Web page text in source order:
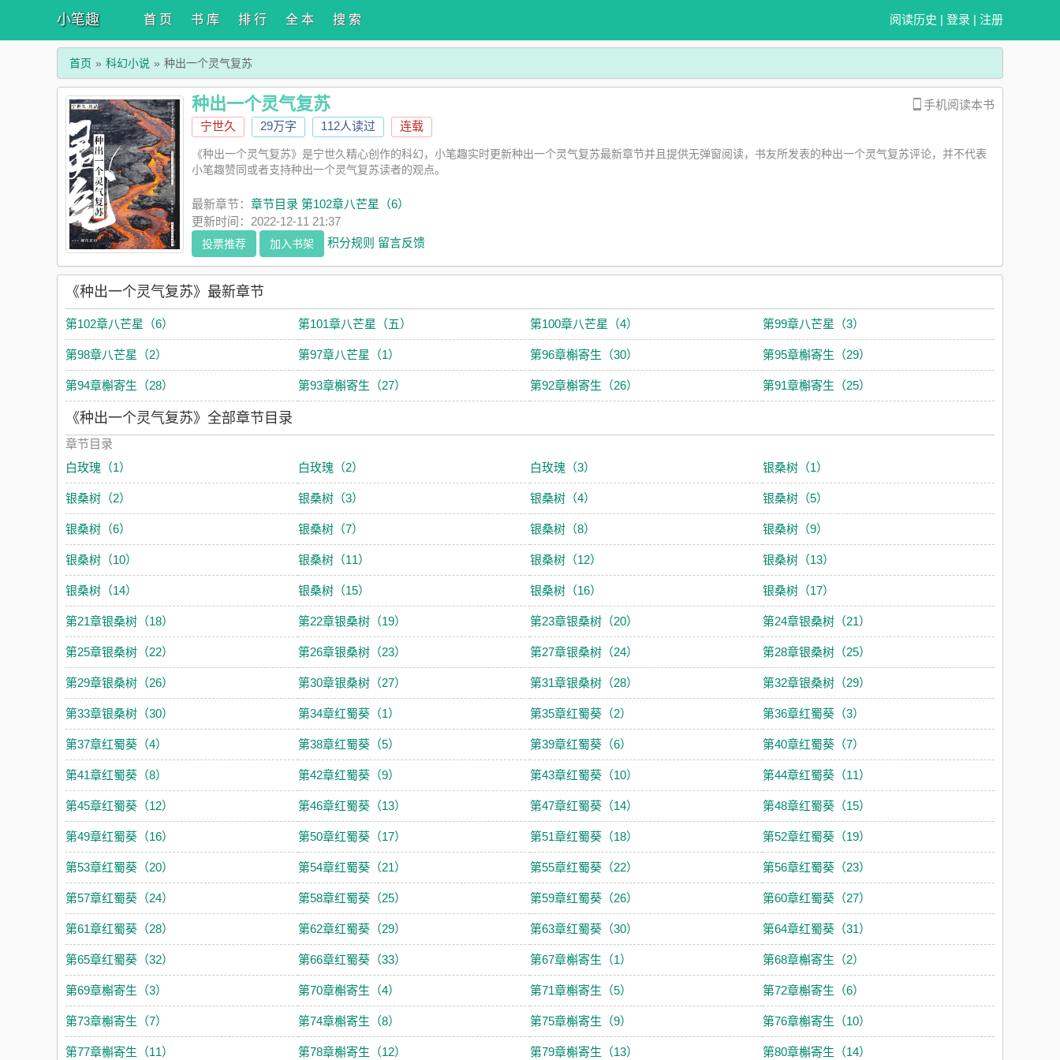
小笔趣 阅读历史 | 登录 | 注册
首 页 书 库 排 行 全 本 搜 索
首页 科幻小说 种出一个灵气复苏
手机阅读本书
种出一个灵气复苏
宁世久 29万字 112人读过 连载
《种出一个灵气复苏》是宁世久精心创作的科幻，小笔趣实时更新种出一个灵气复苏最新章节并且提供无弹窗阅读，书友所发表的种出一个灵气复苏评论，并不代表
小笔趣赞同或者支持种出一个灵气复苏读者的观点。
最新章节： 章节目录 第102章八芒星（6）
更新时间：2022-12-11 21:37
投票推荐 加入书架 积分规则 留言反馈
《种出一个灵气复苏》最新章节
第102章八芒星（6） 第101章八芒星（五） 第100章八芒星（4） 第99章八芒星（3）
第98章八芒星（2） 第97章八芒星（1） 第96章槲寄生（30） 第95章槲寄生（29）
第94章槲寄生（28） 第93章槲寄生（27） 第92章槲寄生（26） 第91章槲寄生（25）
《种出一个灵气复苏》全部章节目录
章节目录
白玫瑰（1）
白玫瑰（2） 白玫瑰（3） 银桑树（1）
银桑树（2） 银桑树（3） 银桑树（4） 银桑树（5）
银桑树（6） 银桑树（7） 银桑树（8） 银桑树（9）
银桑树（10） 银桑树（11） 银桑树（12） 银桑树（13）
银桑树（14） 银桑树（15） 银桑树（16） 银桑树（17）
第21章银桑树（18） 第22章银桑树（19） 第23章银桑树（20） 第24章银桑树（21）
第25章银桑树（22） 第26章银桑树（23） 第27章银桑树（24） 第28章银桑树（25）
第29章银桑树（26） 第30章银桑树（27） 第31章银桑树（28） 第32章银桑树（29）
第33章银桑树（30） 第34章红蜀葵（1） 第35章红蜀葵（2） 第36章红蜀葵（3）
第37章红蜀葵（4） 第38章红蜀葵（5） 第39章红蜀葵（6） 第40章红蜀葵（7）
第41章红蜀葵（8） 第42章红蜀葵（9） 第43章红蜀葵（10） 第44章红蜀葵（11）
第45章红蜀葵（12） 第46章红蜀葵（13） 第47章红蜀葵（14） 第48章红蜀葵（15）
第49章红蜀葵（16） 第50章红蜀葵（17） 第51章红蜀葵（18） 第52章红蜀葵（19）
第53章红蜀葵（20） 第54章红蜀葵（21） 第55章红蜀葵（22） 第56章红蜀葵（23）
第57章红蜀葵（24） 第58章红蜀葵（25） 第59章红蜀葵（26） 第60章红蜀葵（27）
第61章红蜀葵（28） 第62章红蜀葵（29） 第63章红蜀葵（30） 第64章红蜀葵（31）
第65章红蜀葵（32） 第66章红蜀葵（33） 第67章槲寄生（1） 第68章槲寄生（2）
第69章槲寄生（3） 第70章槲寄生（4） 第71章槲寄生（5） 第72章槲寄生（6）
第73章槲寄生（7） 第74章槲寄生（8） 第75章槲寄生（9） 第76章槲寄生（10）
第77章槲寄生（11） 第78章槲寄生（12） 第79章槲寄生（13） 第80章槲寄生（14）